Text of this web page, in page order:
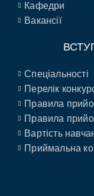
Кафедри
Вакансії
Спеціальності
Перелік
Правила
Правила
Вартість
Приймальна